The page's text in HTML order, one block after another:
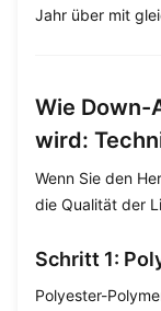
Jahr über mit
Wie Down-
wird:
Wenn Sie den
die Qualität der
Schritt 1:
Polyester-